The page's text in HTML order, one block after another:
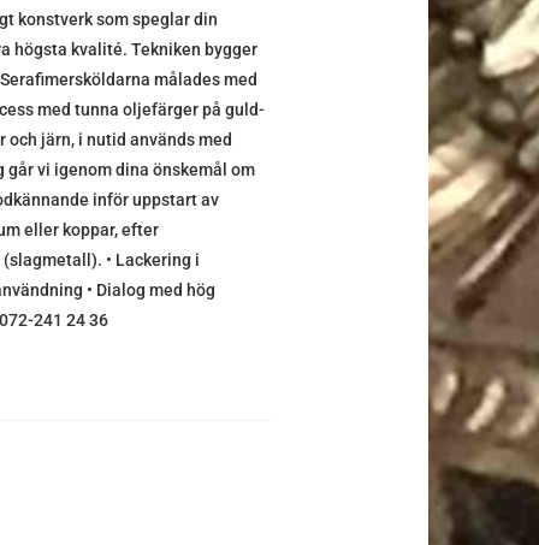
konstverk som speglar din
högsta kvalité. Tekniken bygger
målades med
med tunna oljefärger på guld-
järn, i nutid används med
vi igenom dina önskemål om
inför uppstart av
eller koppar, efter
• Lackering i
• Dialog med hög
241 24 36